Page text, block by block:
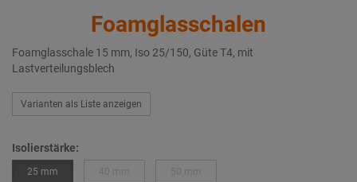
Foamglasschalen
Foamglasschale 15 mm, Iso 25/150, Güte T4, mit
Lastverteilungsblech
Varianten als Liste anzeigen
Isolierstärke:
25 mm